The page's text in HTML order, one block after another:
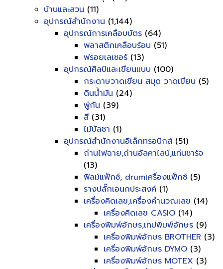
บ้านและสวน (11)
อุปกรณ์สำนักงาน (1,144)
อุปกรณ์การเคลือบบัตร (64)
พลาสติกเคลือบร้อน (51)
ฟรอยเลเซอร์ (13)
อุปกรณ์ศิลป์และเขียนแบบ (100)
กระดาษวาดเขียน สมุด วาดเขียน (5)
ดินน้ำมัน (24)
พู่กัน (39)
สี (31)
ไม้บัลชา (1)
อุปกรณ์สำนักงานอิเล็กทรอนิกส์ (51)
ถ่านไฟฉาย,ถ่านอัลคาไลน์,แท่นชาร์จ
(13)
ฟิลม์แฟ็กซ์, drumเครื่องแฟ็กซ์ (5)
รางปลั๊กเอนกประสงค์ (1)
เครื่องคิดเลข,เครื่องคำนวณเลข (14)
เครื่องคิดเลข CASIO (14)
เครื่องพิมพ์อักษร,เทปพิมพ์อักษร (9)
เครื่องพิมพ์อักษร BROTHER (3)
เครื่องพิมพ์อักษร DYMO (3)
เครื่องพิมพ์อักษร MOTEX (3)